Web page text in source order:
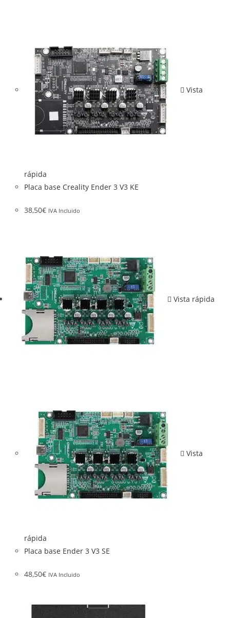
Vista
rápida
Placa base Creality Ender 3 V3 KE
38,50€ IVA Incluido
Vista rápida
Vista
rápida
Placa base Ender 3 V3 SE
48,50€ IVA Incluido